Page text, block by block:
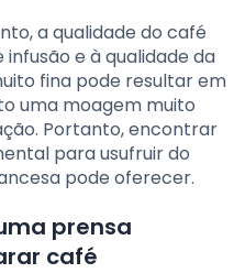
a qualidade do café
e à qualidade da
fina pode resultar em
uma moagem muito
Portanto, encontrar
para usufruir do
pode oferecer.
prensa
café